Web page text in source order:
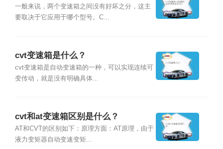
是什么？
一般来说，两个变速箱之间没有好坏之分，这主
要取决于它应用于哪个型号。C...
cvt变速箱是什么？
cvt变速箱是自动变速箱的一种，可以实现连续可
变传动，就是没有明确具体...
cvt和at变速箱区别是什么？
AT和CVT的区别如下：原理方面：AT原理，由于
液力变矩器自动变速变矩...